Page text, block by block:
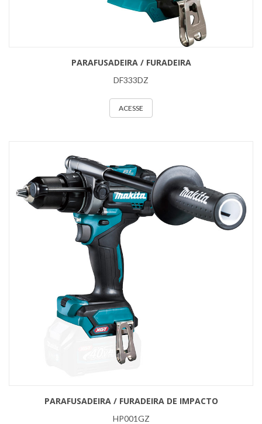
PARAFUSADEIRA / FURADEIRA
DF333DZ
ACESSE
PARAFUSADEIRA / FURADEIRA DE IMPACTO
HP001GZ